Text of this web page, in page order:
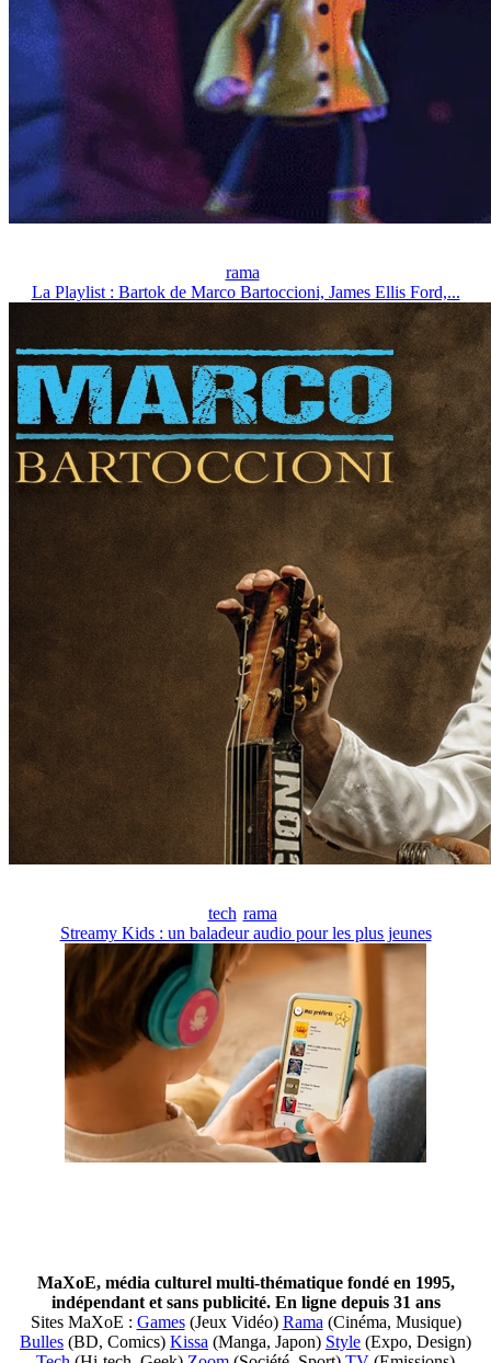
rama
La Playlist : Bartok de Marco Bartoccioni, James Ellis Ford,...
tech rama
Streamy Kids : un baladeur audio pour les plus jeunes
MaXoE, média culturel multi-thématique fondé en 1995,
indépendant et sans publicité. En ligne depuis 31 ans
Sites MaXoE : Games(Jeux Vidéo) Rama (Cinéma, Musique)
Bulles (BD, Comics) Kissa (Manga, Japon) Style (Expo, Design)